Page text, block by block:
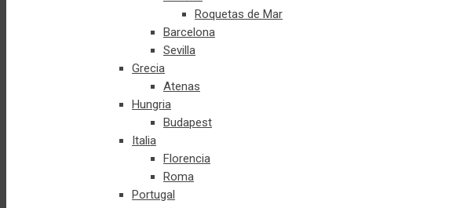
Roquetas de Mar
Barcelona
Sevilla
Grecia
Atenas
Hungria
Budapest
Italia
Florencia
Roma
Portugal